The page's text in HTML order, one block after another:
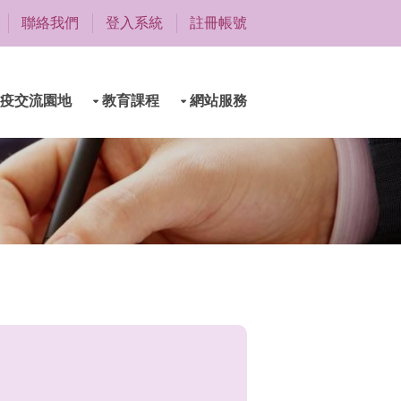
聯絡我們 登入系統 註冊帳號
交流園地 教育課程 網站服務